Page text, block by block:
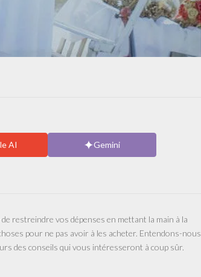
AI Gemini
restreindre vos dépenses en mettant la main à la
pour ne pas avoir à les acheter. Entendons-nous
des conseils qui vous intéresseront à coup sûr.